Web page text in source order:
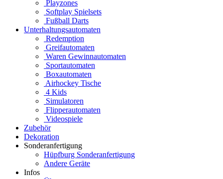
Playzones
Softplay Spielsets
Fußball Darts
Unterhaltungsautomaten
Redemption
Greifautomaten
Waren Gewinnautomaten
Sportautomaten
Boxautomaten
Airhockey Tische
4 Kids
Simulatoren
Flipperautomaten
Videospiele
Zubehör
Dekoration
Sonderanfertigung
Hüpfburg Sonderanfertigung
Andere Geräte
Infos